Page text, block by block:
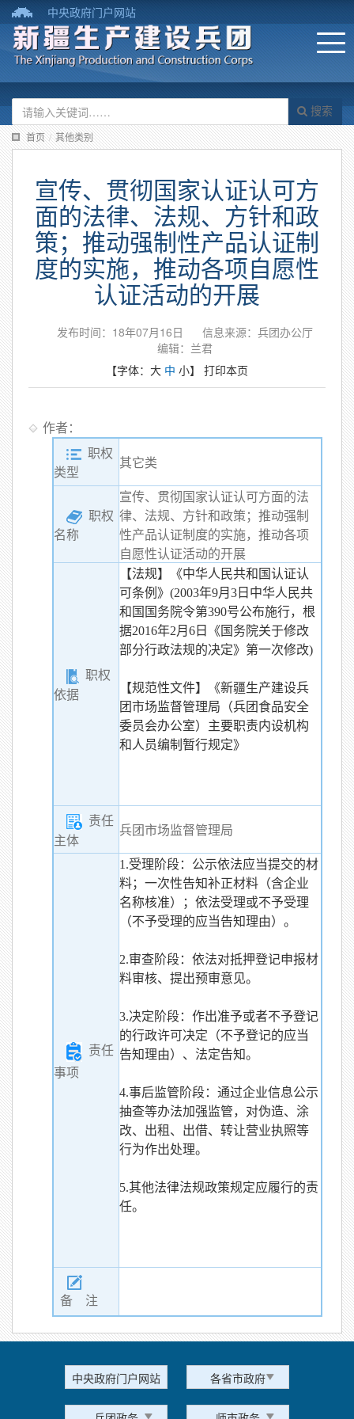
中央政府门户网站
搜索
首页 / 其他类别
宣传、贯彻国家认证认可方
面的法律、法规、方针和政
策；推动强制性产品认证制
度的实施，推动各项自愿性
认证活动的开展
发布时间：18年07月16日
信息来源：兵团办公厅
编辑：兰君
【字体： 大 中 小】 打印本页
作者：
职权
类型
其它类
职权
名称
宣传、贯彻国家认证认可方面的法
律、法规、方针和政策；推动强制
性产品认证制度的实施，推动各项
自愿性认证活动的开展
职权
依据
【法规】《中华人民共和国认证认
可条例》(2003年9月3日中华人民共
和国国务院令第390号公布施行，根
据2016年2月6日《国务院关于修改
部分行政法规的决定》第一次修改)
【规范性文件】《新疆生产建设兵
团市场监督管理局（兵团食品安全
委员会办公室）主要职责内设机构
和人员编制暂行规定》
责任
主体
兵团市场监督管理局
责任
事项
1.受理阶段：公示依法应当提交的材
料；一次性告知补正材料（含企业
名称核准）；依法受理或不予受理
（不予受理的应当告知理由）。
2.审查阶段：依法对抵押登记申报材
料审核、提出预审意见。
3.决定阶段：作出准予或者不予登记
的行政许可决定（不予登记的应当
告知理由）、法定告知。
4.事后监管阶段：通过企业信息公示
抽查等办法加强监管，对伪造、涂
改、出租、出借、转让营业执照等
行为作出处理。
5.其他法律法规政策规定应履行的责
任。
备 注
中央政府门户网站 各省市政府